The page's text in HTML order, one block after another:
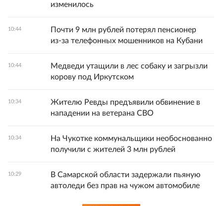
изменилось
10:44
Почти 9 млн рублей потерял пенсионер
из‑за телефонных мошенников на Кубани
10:44
Медведи утащили в лес собаку и загрызли
корову под Иркутском
10:34
Жителю Ревды предъявили обвинение в
нападении на ветерана СВО
10:34
На Чукотке коммунальщики необоснованно
получили с жителей 3 млн рублей
10:29
В Самарской области задержали пьяную
автоледи без прав на чужом автомобиле